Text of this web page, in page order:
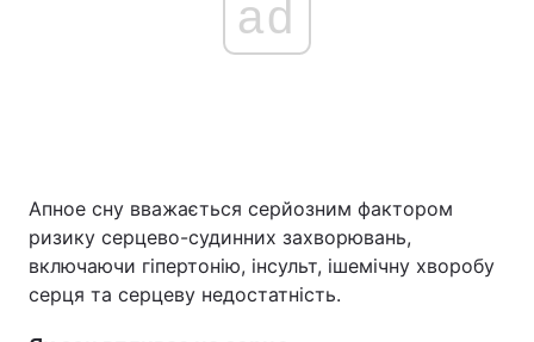
ad
Апное сну вважається серйозним фактором
ризику серцево-судинних захворювань,
включаючи гіпертонію, інсульт, ішемічну хворобу
серця та серцеву недостатність.